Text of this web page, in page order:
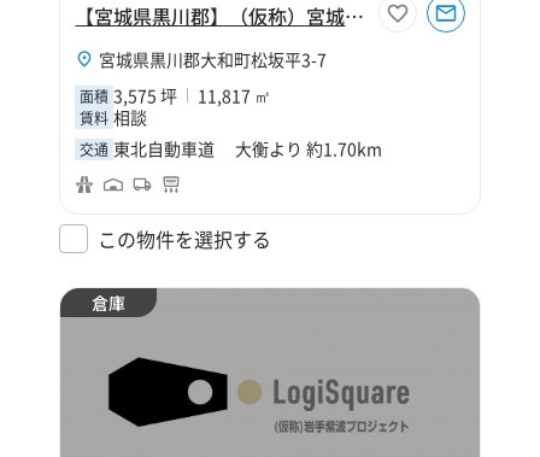
【宮城県黒川郡】（仮称）宮城大和プロジェクト
宮城県黒川郡大和町松坂平3-7
面積 3,575 坪 11,817 ㎡
賃料 相談
交通 東北自動車道 大衡より 約1.70km
この物件を選択する
倉庫